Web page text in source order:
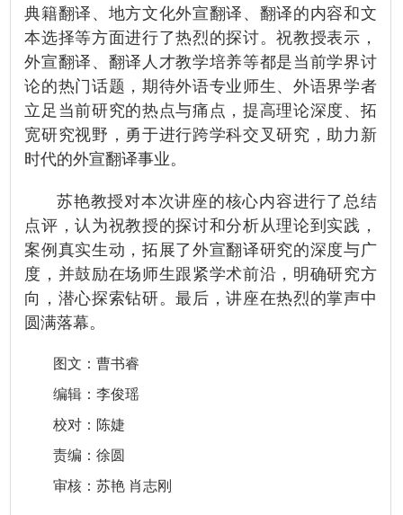
典籍翻译、地方文化外宣翻译、翻译的内容和文
本选择等方面进行了热烈的探讨。祝教授表示，
外宣翻译、翻译人才教学培养等都是当前学界讨
论的热门话题，期待外语专业师生、外语界学者
立足当前研究的热点与痛点，提高理论深度、拓
宽研究视野，勇于进行跨学科交叉研究，助力新
时代的外宣翻译事业。
苏艳教授对本次讲座的核心内容进行了总结
点评，认为祝教授的探讨和分析从理论到实践，
案例真实生动，拓展了外宣翻译研究的深度与广
度，并鼓励在场师生跟紧学术前沿，明确研究方
向，潜心探索钻研。最后，讲座在热烈的掌声中
圆满落幕。
图文 ：曹书睿
编辑：李俊瑶
校对：陈婕
责编：徐圆
审核：苏艳 肖志刚